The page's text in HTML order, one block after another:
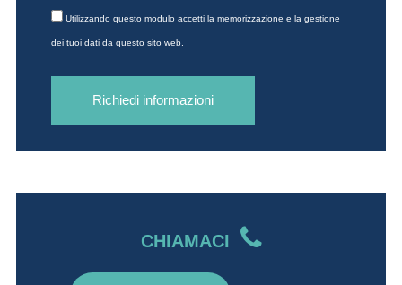
Utilizzando questo modulo accetti la memorizzazione e la gestione
dei tuoi dati da questo sito web.
CHIAMACI